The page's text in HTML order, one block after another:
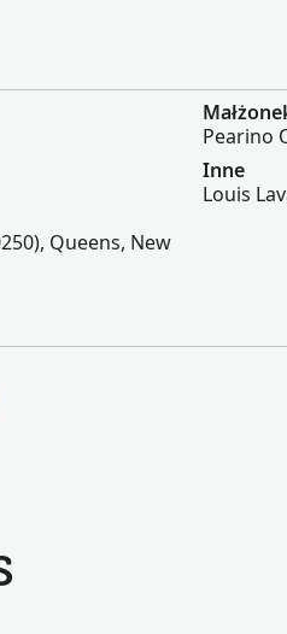
Queens, New
Pearino
Inne
Louis